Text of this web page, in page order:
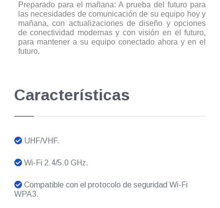
Preparado para el mañana: A prueba del futuro para
las necesidades de comunicación de su equipo hoy y
mañana, con actualizaciones de diseño y opciones
de conectividad modernas y con visión en el futuro,
para mantener a su equipo conectado ahora y en el
futuro.
Características
UHF/VHF.
Wi-Fi 2.4/5.0 GHz.
Compatible con el protocolo de seguridad Wi-Fi
WPA3.